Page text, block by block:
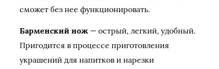
сможет без нее функционировать.
Барменский нож — острый, легкий, удобный.
Пригодится в процессе приготовления
украшений для напитков и нарезки